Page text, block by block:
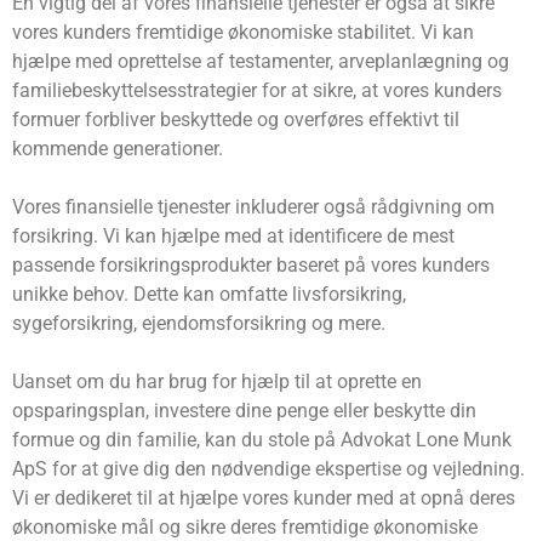
vores kunders fremtidige økonomiske stabilitet. Vi kan
hjælpe med oprettelse af testamenter, arveplanlægning og
familiebeskyttelsesstrategier for at sikre, at vores kunders
formuer forbliver beskyttede og overføres effektivt til
kommende generationer.
Vores finansielle tjenester inkluderer også rådgivning om
forsikring. Vi kan hjælpe med at identificere de mest
passende forsikringsprodukter baseret på vores kunders
unikke behov. Dette kan omfatte livsforsikring,
sygeforsikring, ejendomsforsikring og mere.
Uanset om du har brug for hjælp til at oprette en
opsparingsplan, investere dine penge eller beskytte din
formue og din familie, kan du stole på Advokat Lone Munk
ApS for at give dig den nødvendige ekspertise og vejledning.
Vi er dedikeret til at hjælpe vores kunder med at opnå deres
økonomiske mål og sikre deres fremtidige økonomiske